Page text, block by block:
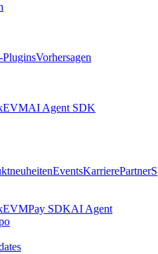
PluginsVorhersagen
AI Agent SDK
EventsKarrierePartnerS
Pay SDKAI Agent